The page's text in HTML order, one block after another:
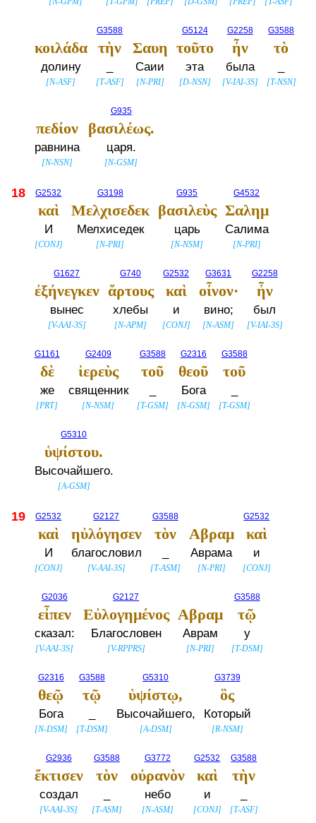
κοιλάδα
долину
[N-ASF]
G3588
τὴν
[T-ASF]
Σαυη
Саии
[N-PRI]
G5124
τοῦτο
эта
[D-NSN]
G2258
ἦν
была
[V-IAI-3S]
G3588
τὸ
[T-NSN]
πεδίον
равнина
[N-NSN]
G935
βασιλέως.
царя.
[N-GSM]
18 G2532
καὶ
И
[CONJ]
G3198
Μελχισεδεκ
Мелхиседек
[N-PRI]
G935
βασιλεὺς
царь
[N-NSM]
G4532
Σαλημ
Салима
[N-PRI]
G1627
ἐξήνεγκεν
вынес
[V-AAI-3S]
G740
ἄρτους
хлебы
[N-APM]
G2532
καὶ
и
[CONJ]
G3631
οἶνον·
вино;
[N-ASM]
G2258
ἦν
был
[V-IAI-3S]
G1161
δὲ
же
[PRT]
G2409
ἱερεὺς
священник
[N-NSM]
G3588
τοῦ
[T-GSM]
G2316
θεοῦ
Бога
[N-GSM]
G3588
τοῦ
[T-GSM]
G5310
ὑψίστου.
Высочайшего.
[A-GSM]
19 G2532
καὶ
И
[CONJ]
G2127
ηὐλόγησεν
благословил
[V-AAI-3S]
G3588
τὸν
[T-ASM]
Αβραμ
Аврама
[N-PRI]
G2532
καὶ
и
[CONJ]
G2036
εἶπεν
сказал:
[V-AAI-3S]
G2127
Εὐλογημένος
Благословен
[V-RPPRS]
Αβραμ
Аврам
[N-PRI]
G3588
τῷ
у
[T-DSM]
G2316
θεῷ
Бога
[N-DSM]
G3588
τῷ
[T-DSM]
G5310
ὑψίστῳ,
Высочайшего,
[A-DSM]
G3739
ὃς
Который
[R-NSM]
G2936
ἔκτισεν
создал
[V-AAI-3S]
G3588
τὸν
[T-ASM]
G3772
οὐρανὸν
небо
[N-ASM]
G2532
καὶ
и
[CONJ]
G3588
τὴν
[T-ASF]